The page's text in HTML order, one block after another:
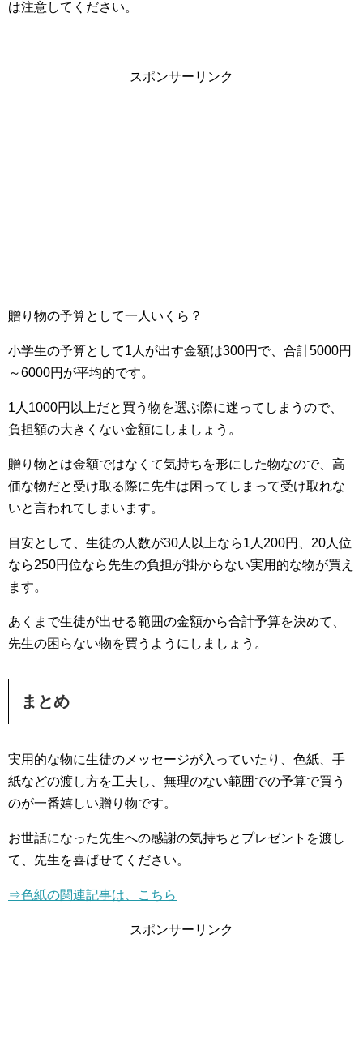
は注意してください。
スポンサーリンク
贈り物の予算として一人いくら？
小学生の予算として1人が出す金額は300円で、合計5000円
～6000円が平均的です。
1人1000円以上だと買う物を選ぶ際に迷ってしまうので、
負担額の大きくない金額にしましょう。
贈り物とは金額ではなくて気持ちを形にした物なので、高
価な物だと受け取る際に先生は困ってしまって受け取れな
いと言われてしまいます。
目安として、生徒の人数が30人以上なら1人200円、20人位
なら250円位なら先生の負担が掛からない実用的な物が買え
ます。
あくまで生徒が出せる範囲の金額から合計予算を決めて、
先生の困らない物を買うようにしましょう。
まとめ
実用的な物に生徒のメッセージが入っていたり、色紙、手
紙などの渡し方を工夫し、無理のない範囲での予算で買う
のが一番嬉しい贈り物です。
お世話になった先生への感謝の気持ちとプレゼントを渡し
て、先生を喜ばせてください。
⇒色紙の関連記事は、こちら
スポンサーリンク